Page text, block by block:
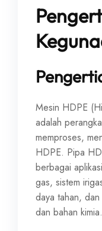
Mesin HDPE
adalah
memproses,
HDPE. Pipa
berbagai
gas, sistem
daya tahan,
dan bahan kimia.